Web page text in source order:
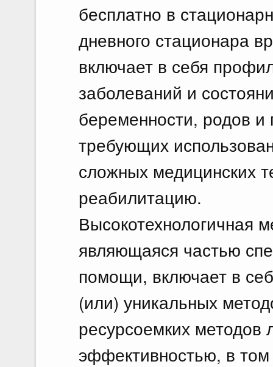
бесплатно в
дневного стационара
включает в себя
заболеваний и
беременности, родов
требующих
сложных медицинских
реабилитацию.
Высокотехнологичная
являющаяся частью
помощи, включает в
(или) уникальных
ресурсоемких методов
эффективностью, в том